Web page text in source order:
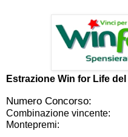
Estrazione Win for Life del
Numero Concorso:
Combinazione vincente:
Montepremi: